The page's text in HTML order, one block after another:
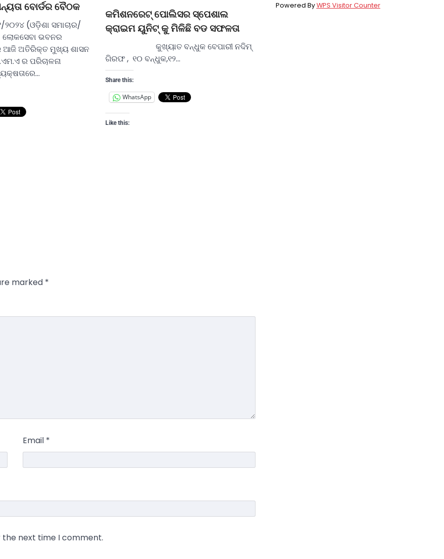
ବୋର୍ଡର ବୈଠକ
(ଓଡ଼ିଶା ସମାଚାର/
ଭବନର
ଆଜି ଅତିରିକ୍ତ ମୁଖ୍ୟ ଶାସନ
ର ପରିଚାଳନା
କମିଶନରେଟ୍ ପୋଲିସର ସ୍ପେଶାଲ
କ୍ରାଇମ ୟୁନିଟ୍ କୁ ମିଳିଛି ବଡ ସଫଳତା
କୁଖ୍ୟାତ ବନ୍ଧୁକ ବେପାରୀ ନଦିମ୍
ଗିରଫ , ୧୦ ବନ୍ଧୁକ,୧୨…
Share this:
WhatsApp
Like this:
marked *
Email *
the next time I comment.
Powered ByWPS Visitor Counter